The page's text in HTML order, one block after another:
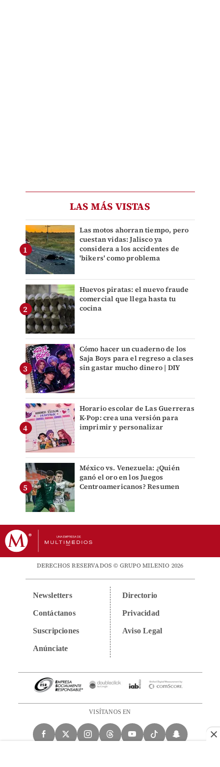
LAS MÁS VISTAS
Las motos ahorran tiempo, pero
cuestan vidas: Jalisco ya
considera a los accidentes de
'bikers' como problema
Huevos piratas: el nuevo fraude
comercial que llega hasta tu
cocina
Cómo hacer un cuaderno de los
Saja Boys para el regreso a clases
sin gastar mucho dinero | DIY
Horario escolar de Las Guerreras
K-Pop: crea una versión para
imprimir y personalizar
México vs. Venezuela: ¿Quién
ganó el oro en los Juegos
Centroamericanos? Resumen
DERECHOS RESERVADOS © GRUPO MILENIO 2026
Newsletters
Contáctanos
Suscripciones
Anúnciate
Directorio
Privacidad
Aviso Legal
VISÍTANOS EN